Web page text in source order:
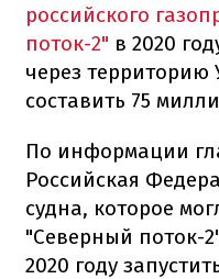
российского
поток-2" в 2020
через
составить 75
По информации
Российская
судна, которое
"Северный поток-
2020 году